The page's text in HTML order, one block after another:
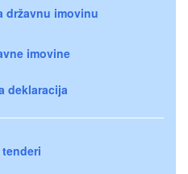
državnu imovinu
imovine
deklaracija
tenderi